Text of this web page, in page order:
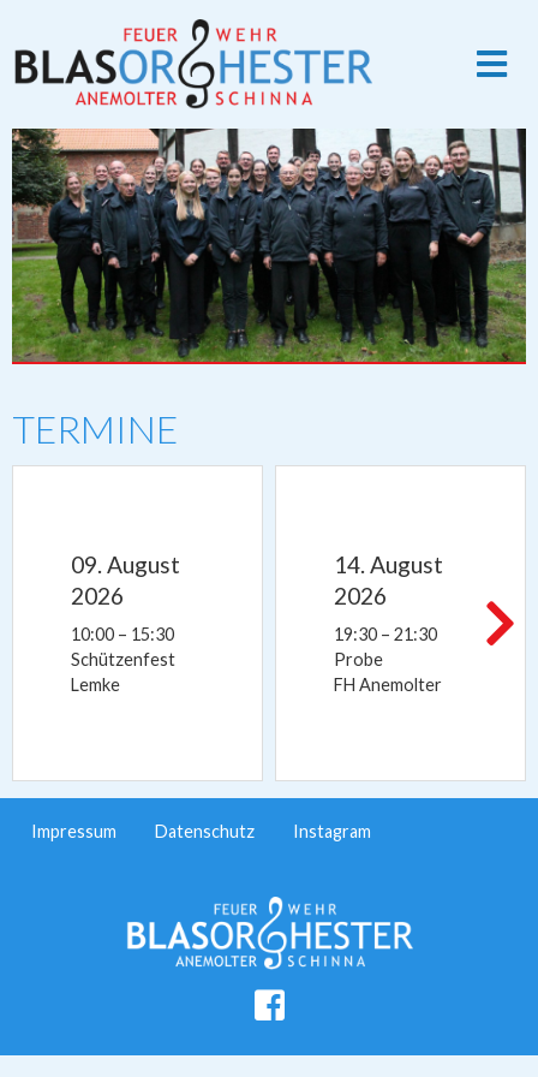
TERMINE
09. August
2026
10:00 – 15:30
Schützenfest
Lemke
14. August
2026
19:30 – 21:30
Probe
FH Anemolter
Impressum Datenschutz Instagram